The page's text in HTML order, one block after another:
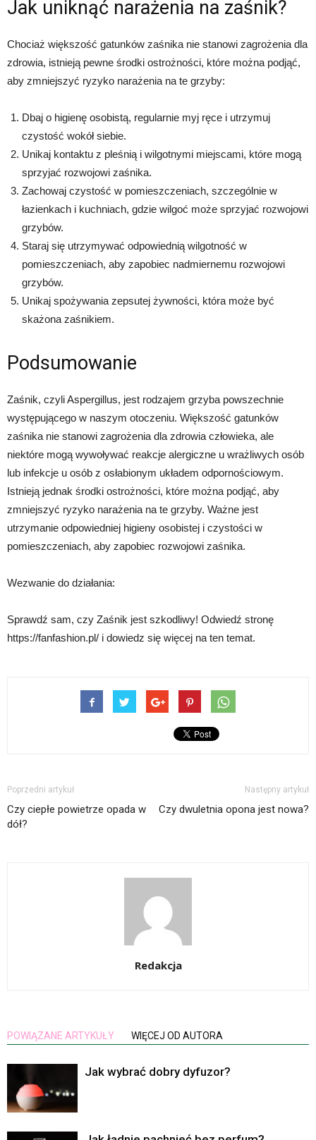
Jak uniknąć narażenia na zaśnik?
Chociaż większość gatunków zaśnika nie stanowi zagrożenia dla
zdrowia, istnieją pewne środki ostrożności, które można podjąć,
aby zmniejszyć ryzyko narażenia na te grzyby:
Dbaj o higienę osobistą, regularnie myj ręce i utrzymuj
czystość wokół siebie.
Unikaj kontaktu z pleśnią i wilgotnymi miejscami, które mogą
sprzyjać rozwojowi zaśnika.
Zachowaj czystość w pomieszczeniach, szczególnie w
łazienkach i kuchniach, gdzie wilgoć może sprzyjać rozwojowi
grzybów.
Staraj się utrzymywać odpowiednią wilgotność w
pomieszczeniach, aby zapobiec nadmiernemu rozwojowi
grzybów.
Unikaj spożywania zepsutej żywności, która może być
skażona zaśnikiem.
Podsumowanie
Zaśnik, czyli Aspergillus, jest rodzajem grzyba powszechnie
występującego w naszym otoczeniu. Większość gatunków
zaśnika nie stanowi zagrożenia dla zdrowia człowieka, ale
niektóre mogą wywoływać reakcje alergiczne u wrażliwych osób
lub infekcje u osób z osłabionym układem odpornościowym.
Istnieją jednak środki ostrożności, które można podjąć, aby
zmniejszyć ryzyko narażenia na te grzyby. Ważne jest
utrzymanie odpowiedniej higieny osobistej i czystości w
pomieszczeniach, aby zapobiec rozwojowi zaśnika.
Wezwanie do działania:
Sprawdź sam, czy Zaśnik jest szkodliwy! Odwiedź stronę
https://fanfashion.pl/ i dowiedz się więcej na ten temat.
Poprzedni artykuł
Czy ciepłe powietrze opada w
dół?
Następny artykuł
Czy dwuletnia opona jest nowa?
Redakcja
POWIĄZANE ARTYKUŁY WIĘCEJ OD AUTORA
Jak wybrać dobry dyfuzor?